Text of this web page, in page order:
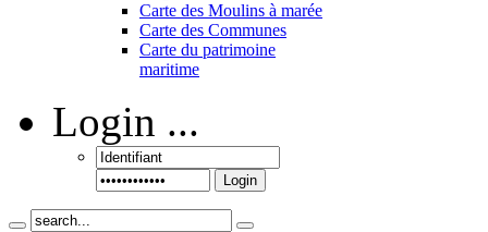
Carte des Moulins à marée
Carte des Communes
Carte du patrimoine
maritime
Login ...
Login